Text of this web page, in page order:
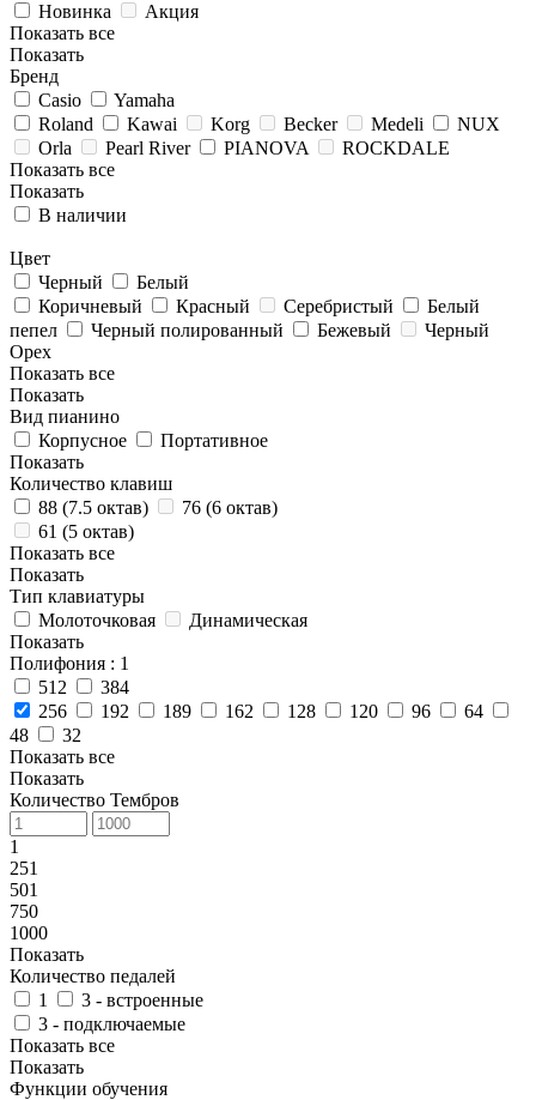
Новинка
Акция
Показать все
Показать
Бренд
Casio
Yamaha
Roland
Kawai Korg Becker Medeli
NUX
Orla
Pearl River PIANOVA
ROCKDALE
Показать все
Показать
В наличии
Цвет
Черный
Белый
Коричневый
Красный Серебристый
Белый
пепел
Черный полированный Бежевый
Черный
Орех
Показать все
Показать
Вид пианино
Корпусное
Портативное
Показать
Количество клавиш
88 (7.5 октав)
76 (6 октав)
61 (5 октав)
Показать все
Показать
Тип клавиатуры
Молоточковая
Динамическая
Показать
Полифония : 1
512
384
256
192 189 162 128 120 96
64
48
32
Показать все
Показать
Количество Тембров
1
251
501
750
1000
Показать
Количество педалей
1
3 - встроенные
3 - подключаемые
Показать все
Показать
Функции обучения